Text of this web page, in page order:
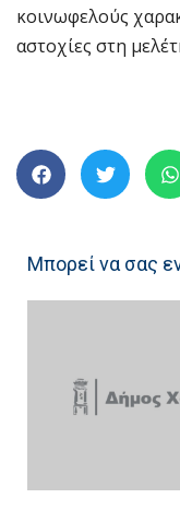
κοινωφελούς
αστοχίες στη
Μπορεί να σας